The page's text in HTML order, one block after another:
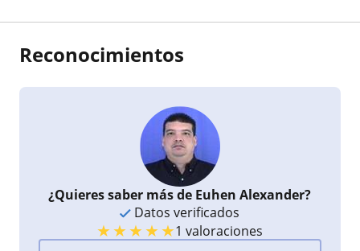
cumplimiento y la puntualidad al impartir sus
clases. En resumen, lo recomiendo a otras
edición de videos con Filmora.
Reconocimientos
¿Quieres saber más de Euhen Alexander?
Datos verificados
★★★★★1 valoraciones